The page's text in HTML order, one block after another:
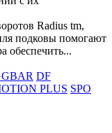
Radius tm,
подковы помогают
обеспечить...
DF
PLUS SPO